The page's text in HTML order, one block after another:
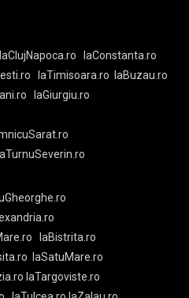
laClujNapoca.ro
laConstanta.ro
laTimisoara.ro
laBuzau.ro
laGiurgiu.ro
laBistrita.ro
laSatuMare.ro
laTargoviste.ro